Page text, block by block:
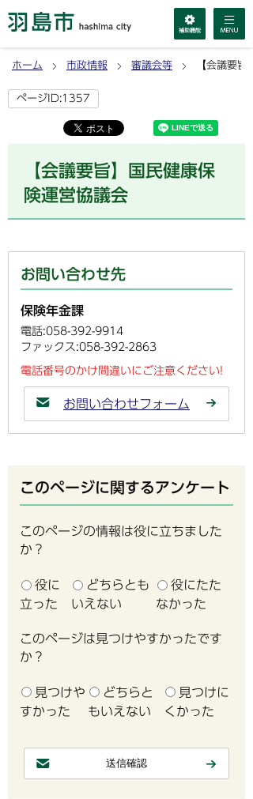
ホーム 市政情報 審議会等 【会議要
ページID:1357
【会議要旨】国民健康保
険運営協議会
お問い合わせ先
保険年金課
電話:058-392-9914
ファックス:058-392-2863
電話番号のかけ間違いにご注意ください!
お問い合わせフォーム
このページに関するアンケート
このページの情報は役に立ちました
か？
役に
立った
どちらとも
いえない
役にたた
なかった
このページは見つけやすかったです
か？
見つけや
すかった
どちらと
もいえない
見つけに
くかった